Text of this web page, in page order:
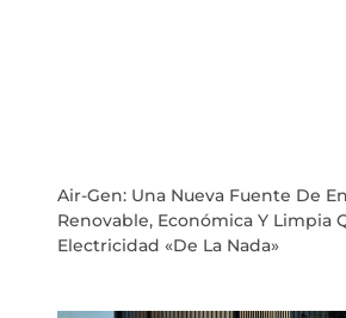
Air-Gen: Una Nueva Fuente De
Renovable, Económica Y Limpia
Electricidad «de La Nada»